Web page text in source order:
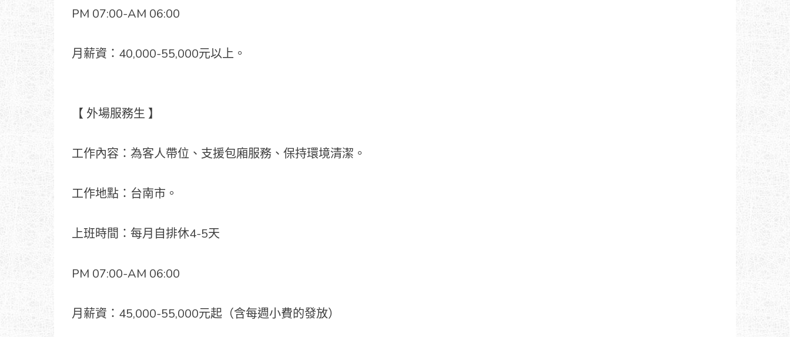
PM 07:00-AM 06:00
月薪資：40,000-55,000元以上。
【 外場服務生 】
工作內容：為客人帶位、支援包廂服務、保持環境清潔。
工作地點：台南市。
上班時間：每月自排休4-5天
PM 07:00-AM 06:00
月薪資：45,000-55,000元起（含每週小費的發放）